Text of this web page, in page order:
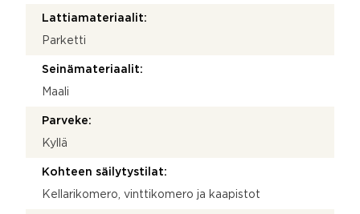
Lattiamateriaalit:
Parketti
Seinämateriaalit:
Maali
Parveke:
Kyllä
Kohteen säilytystilat:
Kellarikomero, vinttikomero ja kaapistot